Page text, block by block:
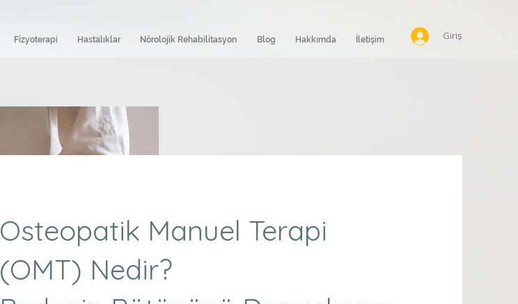
Fizyoterapi Hastalıklar Nörolojik Rehabilitasyon Blog Hakkımda İletişim Giriş
Osteopatik Manuel Terapi
(OMT) Nedir?